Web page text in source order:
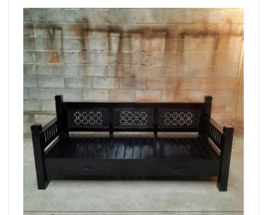
Barat, Papua, Jambi, Gorontalo, Sulawesi Barat, Bangka
Belitung, Kalimantan Utara, Kepulauan Bangka Belitung,
Sumatera Selatan, Kalimantan Timur, Kalimantan Tengah
memastikan setiap detail furniture memiliki nilai seni dan
kualitas terbaik. Temukan furniture rumah impian Anda di
sini dan dapatkanharga mebel jatiterbaik hanya di Brokoku
Home Furnishing.